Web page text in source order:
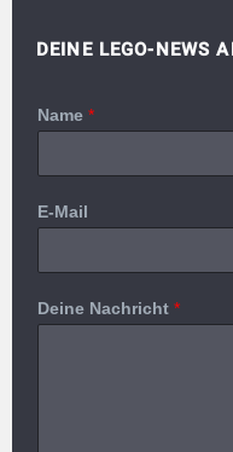
DEINE LEGO-NEWS
Name *
E-Mail
Deine Nachricht *